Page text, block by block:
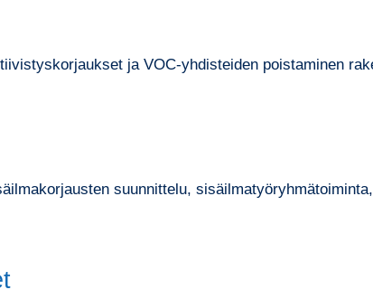
ja VOC-yhdisteiden poistaminen
suunnittelu,